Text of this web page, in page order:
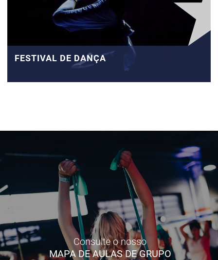
FESTIVAL DE DANÇA
Consulte o nosso
MAPA DE AULAS DE GRUPO